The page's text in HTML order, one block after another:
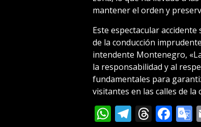
mantener el orden y
Este espectacular
de la conducción
intendente Montenegro,
la responsabilidad y al
fundamentales para
visitantes en las calles de la
WhatsApp